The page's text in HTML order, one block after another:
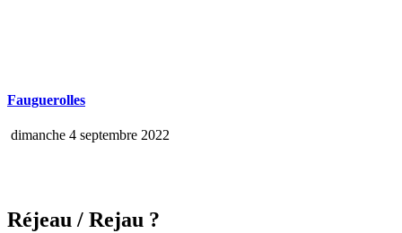
Fauguerolles
dimanche 4 septembre 2022
Réjeau / Rejau ?